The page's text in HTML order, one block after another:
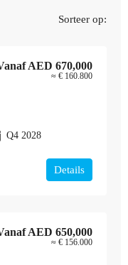
Sorteer op:
AED 670,000
≈ € 160.800
Q4 2028
Details
AED 650,000
≈ € 156.000